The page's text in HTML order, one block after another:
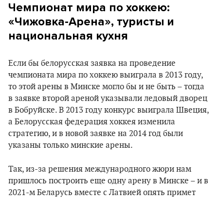
Чемпионат мира по хоккею:
«Чижовка-Арена», туристы и
национальная кухня
Если бы белорусская заявка на проведение
чемпионата мира по хоккею выиграла в 2013 году,
то этой арены в Минске могло бы и не быть – тогда
в заявке второй ареной указывали ледовый дворец
в Бобруйске. В 2013 году конкурс выиграла Швеция,
а Белорусская федерация хоккея изменила
стратегию, и в новой заявке на 2014 год были
указаны только минские арены.
Так, из-за решения международного жюри нам
пришлось построить еще одну арену в Минске – и в
2021-м Беларусь вместе с Латвией опять примет